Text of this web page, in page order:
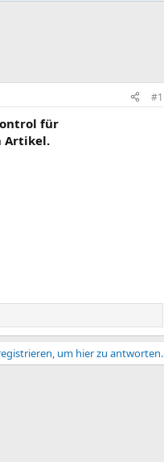
#1
für
Artikel.
um hier zu antworten.